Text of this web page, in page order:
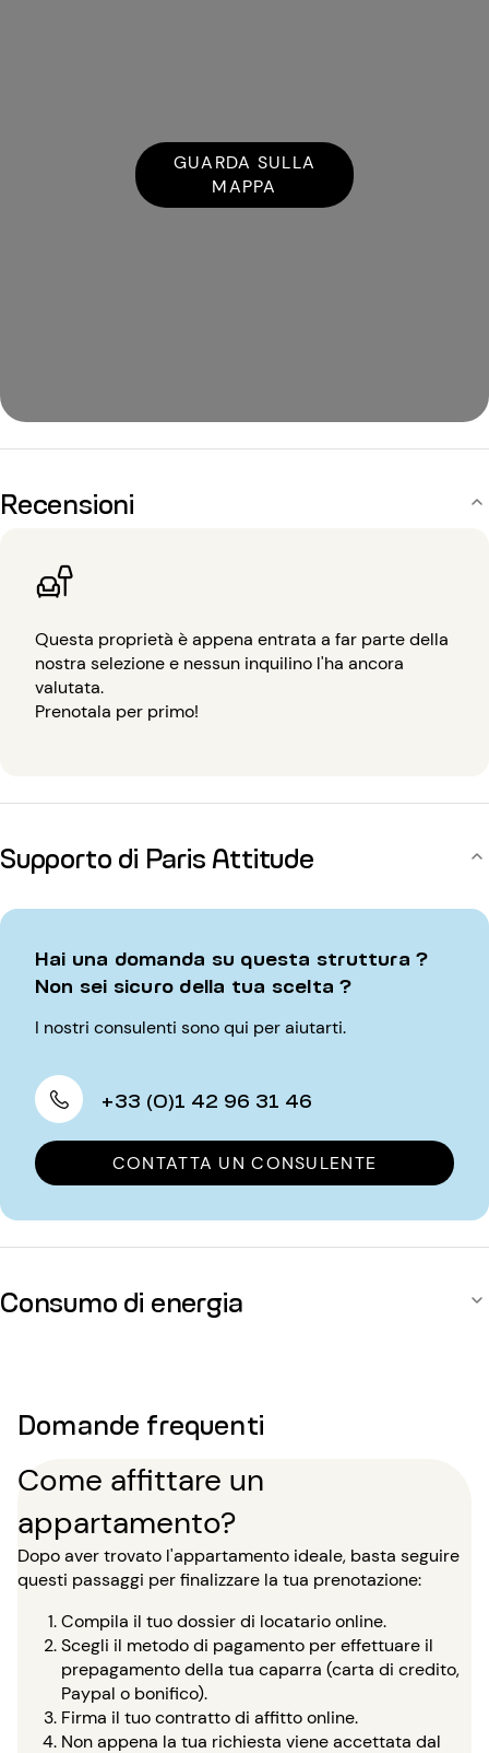
GUARDA SULLA
MAPPA
Recensioni
Questa proprietà è appena entrata a far parte della
nostra selezione e nessun inquilino l'ha ancora
valutata.
Prenotala per primo!
Supporto di Paris Attitude
Hai una domanda su questa struttura ?
Non sei sicuro della tua scelta ?
I nostri consulenti sono qui per aiutarti.
+33 (0)1 42 96 31 46
CONTATTA UN CONSULENTE
Consumo di energia
Domande frequenti
Come affittare un
appartamento?
Dopo aver trovato l'appartamento ideale, basta seguire
questi passaggi per finalizzare la tua prenotazione:
Compila il tuo dossier di locatario online.
Scegli il metodo di pagamento per effettuare il
prepagamento della tua caparra (carta di credito,
Paypal o bonifico).
Firma il tuo contratto di affitto online.
Non appena la tua richiesta viene accettata dal